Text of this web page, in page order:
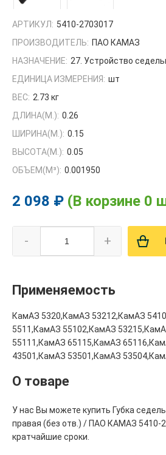
АРТИКУЛ: 5410-2703017
ПРОИЗВОДИТЕЛЬ: ПАО КАМАЗ
НАЗНАЧЕНИЕ: 27. Устройство
ЕДИНИЦА ИЗМЕРЕНИЯ: шт
ВЕС: 2.73 кг
ДЛИНА(М.): 0.26
ШИРИНА(М.): 0.15
ВЫСОТА(М.): 0.05
ОБЪЕМ(M³): 0.001950
2 098 ₽ (В корзине 0
- +
Применяемость
КамАЗ 5320,КамАЗ 53212,КамАЗ
5511,КамАЗ 55102,КамАЗ
55111,КамАЗ 65115,КамАЗ
43501,КамАЗ 53501,КамАЗ
О товаре
У нас Вы можете купить Губка
правая (без отв.) / ПАО КАМАЗ 5410-
кратчайшие сроки.